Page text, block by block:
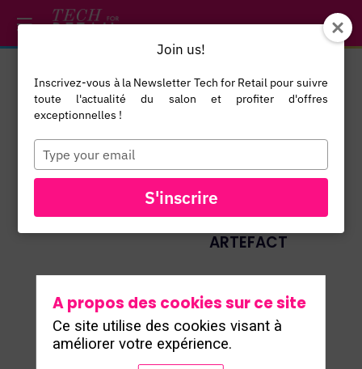
VB
Vincent
Managing
Partner &
Retail Lead
France
ARTEFACT
A propos des cookies sur ce site
Ce site utilise des cookies visant à
améliorer votre expérience.
*/
Join us!
Inscrivez-vous à la Newsletter Tech for Retail pour suivre
toute l'actualité du salon et profiter d'offres
exceptionnelles !
Type
your
email
S'inscrire